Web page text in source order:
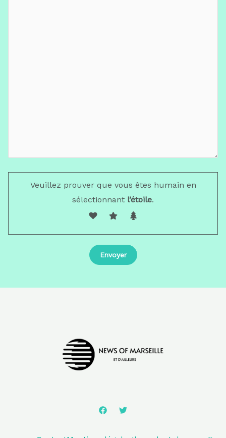
Veuillez prouver que vous êtes humain en
sélectionnant l’étoile.